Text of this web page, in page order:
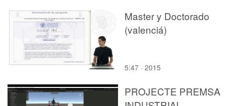
Master y Doctorado
(valenciá)
5:47 · 2015
PROJECTE PREMSA